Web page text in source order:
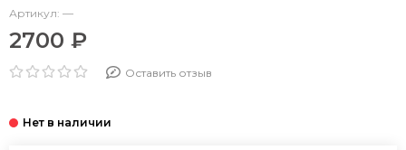
Артикул: —
2700 ₽
Оставить отзыв